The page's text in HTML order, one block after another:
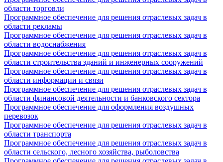
области торговли
Программное обеспечение для решения отраслевых задач в
области рекламы
Программное обеспечение для решения отраслевых задач в
области водоснабжения
Программное обеспечение для решения отраслевых задач в
области строительства зданий и инженерных сооружений
Программное обеспечение для решения отраслевых задач в
области информации и связи
Программное обеспечение для решения отраслевых задач в
области финансовой деятельности и банковского сектора
Программное обеспечение для оформления воздушных
перевозок
Программное обеспечение для решения отраслевых задач в
области транспорта
Программное обеспечение для решения отраслевых задач в
области сельского, лесного хозяйства, рыболовства